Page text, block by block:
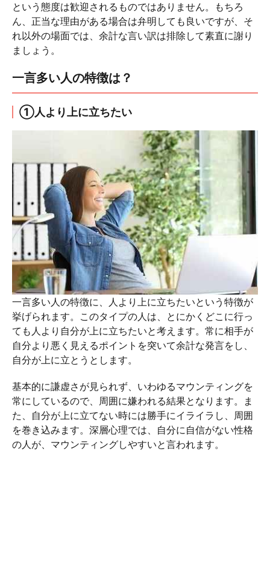
という態度は歓迎されるものではありません。もちろ
ん、正当な理由がある場合は弁明しても良いですが、そ
れ以外の場面では、余計な言い訳は排除して素直に謝り
ましょう。
一言多い人の特徴は？
①人より上に立ちたい
一言多い人の特徴に、人より上に立ちたいという特徴が
挙げられます。このタイプの人は、とにかくどこに行っ
ても人より自分が上に立ちたいと考えます。常に相手が
自分より悪く見えるポイントを突いて余計な発言をし、
自分が上に立とうとします。
基本的に謙虚さが見られず、いわゆるマウンティングを
常にしているので、周囲に嫌われる結果となります。ま
た、自分が上に立てない時には勝手にイライラし、周囲
を巻き込みます。深層心理では、自分に自信がない性格
の人が、マウンティングしやすいと言われます。